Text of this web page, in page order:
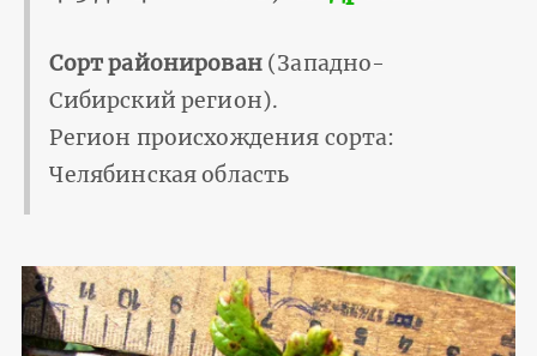
Сорт районирован(Западно-
Сибирский регион).
Регион происхождения сорта:
Челябинская область